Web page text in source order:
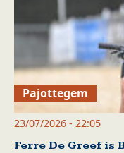
Pajottegem
23/07/2026 - 22:05
Ferre De Greef is